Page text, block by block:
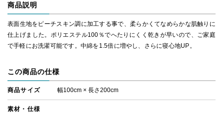
商品説明
表面生地をピーチスキン調に加工する事で、柔らかくてなめらかな肌触りに
仕上げました。ポリエステル100％でへたりにくく乾きが早いので、ご家庭
で手軽にお洗濯可能です。中綿を1.5倍に増やし、さらに寝心地UP。
この商品の仕様
商品サイズ 幅100cm × 長さ200cm
素材・仕様